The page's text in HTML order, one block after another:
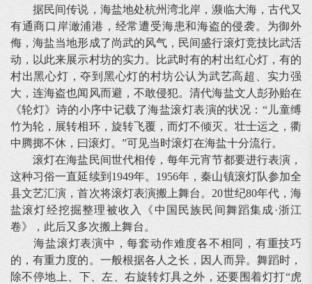
据民间传说，海盐地处杭州湾北岸，濒临大海，古代又
有通商口岸澉浦港，经常遭受海患和海盗的侵袭。为御外
侮，海盐当地形成了尚武的风气，民间盛行滚灯竞技比武活
动，以此来展示村坊的实力。比武时有的村出红心灯，有的
村出黑心灯，夺到黑心灯的村坊公认为武艺高超、实力强
大，连海盗也闻风而避，不敢侵犯。清代海盐文人彭孙贻在
《轮灯》诗的小序中记载了海盐滚灯表演的状况：“儿童缚
竹为轮，展转相环，旋转飞覆，而灯不倾灭。壮士运之，衢
中腾掷不休，曰滚灯。”可见当时滚灯在海盐十分流行。
滚灯在海盐民间世代相传，每年元宵节都要进行表演，
这种习俗一直延续到1949年。1956年，秦山镇滚灯队参加全
县文艺汇演，首次将滚灯表演搬上舞台。20世纪80年代，海
盐滚灯经挖掘整理被收入《中国民族民间舞蹈集成·浙江
卷》，此后又多次搬上舞台。
海盐滚灯表演中，每套动作难度各不相同，有重技巧
的，有重力度的。一般根据各人之长，因人而异。舞蹈时，
除不停地上、下、左、右旋转灯具之外，还要围着灯打“虎